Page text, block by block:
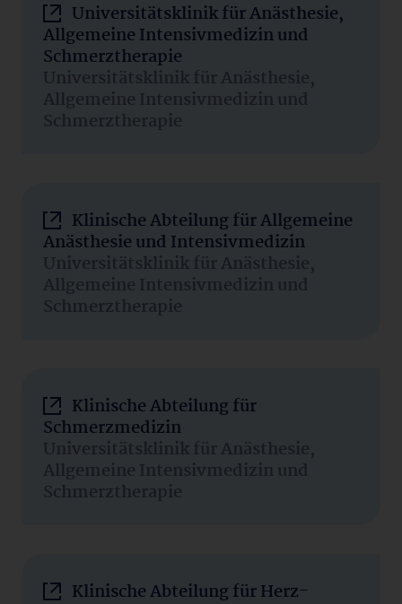
Universitätsklinik für Anästhesie,
Allgemeine Intensivmedizin und
Schmerztherapie
Universitätsklinik für Anästhesie,
Allgemeine Intensivmedizin und
Schmerztherapie
Klinische Abteilung für Allgemeine
Anästhesie und Intensivmedizin
Universitätsklinik für Anästhesie,
Allgemeine Intensivmedizin und
Schmerztherapie
Klinische Abteilung für
Schmerzmedizin
Universitätsklinik für Anästhesie,
Allgemeine Intensivmedizin und
Schmerztherapie
Klinische Abteilung für Herz-